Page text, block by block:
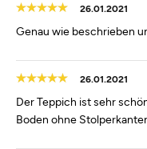
26.01.2021
Genau wie beschrieben
26.01.2021
Der Teppich ist sehr
Boden ohne